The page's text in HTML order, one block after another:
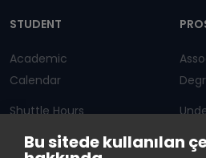
Bu sitede kullanılan
STUDENT
Academic
Calendar
Shuttle Hours
Announcements